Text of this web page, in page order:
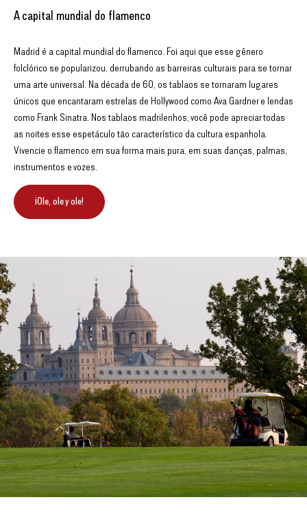
A capital mundial do flamenco
Madrid é a capital mundial do flamenco. Foi aqui que esse gênero
folclórico se popularizou, derrubando as barreiras culturais para se tornar
uma arte universal. Na década de 60, os tablaos se tornaram lugares
únicos que encantaram estrelas de Hollywood como Ava Gardner e lendas
como Frank Sinatra. Nos tablaos madrilenhos, você pode apreciar todas
as noites esse espetáculo tão característico da cultura espanhola.
Vivencie o flamenco em sua forma mais pura, em suas danças, palmas,
instrumentos e vozes.
¡Ole, ole y ole!